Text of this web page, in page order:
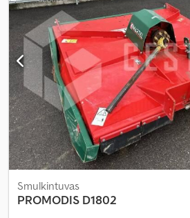
Smulkintuvas
PROMODIS D1802